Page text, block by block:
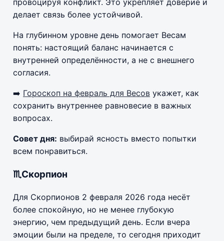
провоцируя конфликт. Это укрепляет доверие и
делает связь более устойчивой.
На глубинном уровне день помогает Весам
понять: настоящий баланс начинается с
внутренней определённости, а не с внешнего
согласия.
➡️ Гороскоп на февраль для Весов укажет, как
сохранить внутреннее равновесие в важных
вопросах.
Совет дня: выбирай ясность вместо попытки
всем понравиться.
♏Скорпион
Для Скорпионов 2 февраля 2026 года несёт
более спокойную, но не менее глубокую
энергию, чем предыдущий день. Если вчера
эмоции были на пределе, то сегодня приходит